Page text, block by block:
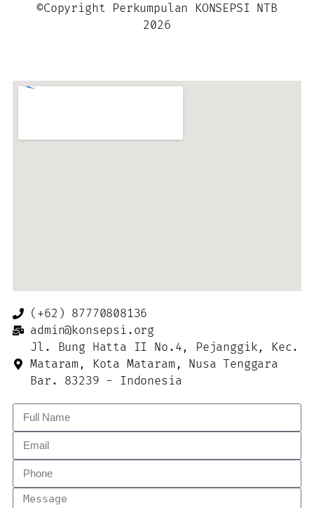
©Copyright Perkumpulan KONSEPSI NTB
2026
(+62) 87770808136
admin@konsepsi.org
Jl. Bung Hatta II No.4, Pejanggik, Kec.
Mataram, Kota Mataram, Nusa Tenggara
Bar. 83239 - Indonesia